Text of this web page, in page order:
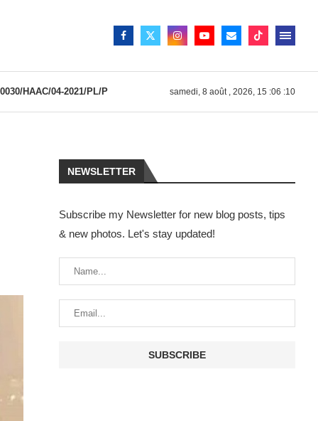
HAAC/04-2021/PL/P samedi, 8 août , 2026, 15 :06 :10
NEWSLETTER
Subscribe my Newsletter for new blog posts, tips
& new photos. Let's stay updated!